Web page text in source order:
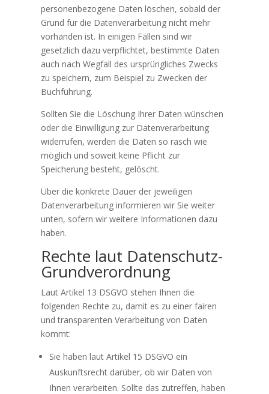
personenbezogene Daten löschen, sobald der
Grund für die Datenverarbeitung nicht mehr
vorhanden ist. In einigen Fällen sind wir
gesetzlich dazu verpflichtet, bestimmte Daten
auch nach Wegfall des ursprüngliches Zwecks
zu speichern, zum Beispiel zu Zwecken der
Buchführung.
Sollten Sie die Löschung Ihrer Daten wünschen
oder die Einwilligung zur Datenverarbeitung
widerrufen, werden die Daten so rasch wie
möglich und soweit keine Pflicht zur
Speicherung besteht, gelöscht.
Über die konkrete Dauer der jeweiligen
Datenverarbeitung informieren wir Sie weiter
unten, sofern wir weitere Informationen dazu
haben.
Rechte laut Datenschutz-
Grundverordnung
Laut Artikel 13 DSGVO stehen Ihnen die
folgenden Rechte zu, damit es zu einer fairen
und transparenten Verarbeitung von Daten
kommt:
Sie haben laut Artikel 15 DSGVO ein
Auskunftsrecht darüber, ob wir Daten von
Ihnen verarbeiten. Sollte das zutreffen, haben